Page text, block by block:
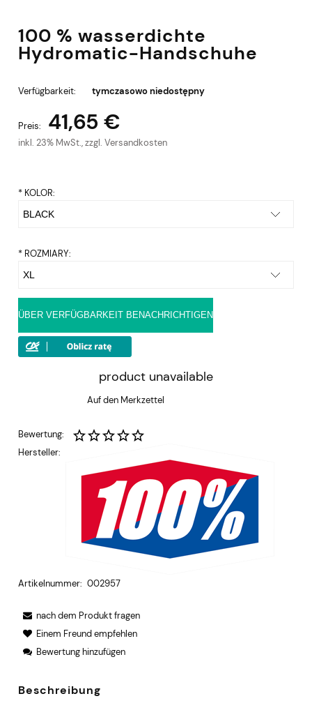
100 % wasserdichte
Hydromatic-Handschuhe
Verfügbarkeit: tymczasowo niedostępny
Preis: 41,65 €
inkl. 23% MwSt., zzgl. Versandkosten
* KOLOR:
* ROZMIARY:
ÜBER VERFÜGBARKEIT BENACHRICHTIGEN
product unavailable
Auf den Merkzettel
Bewertung:
Hersteller:
Artikelnummer: 002957
nach dem Produkt fragen
Einem Freund empfehlen
Bewertung hinzufügen
Beschreibung